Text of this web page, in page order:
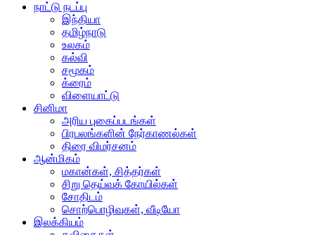
நாட்டு நடப்பு
இந்தியா
தமிழ்நாடு
உலகம்
கல்வி
சமூகம்
க்ரைம்
விளையாட்டு
சினிமா
அரிய புகைப்படங்கள்
பிரபலங்களின் நேர்காணல்கள்
திரை விமர்சனம்
ஆன்மிகம்
மகான்கள், சித்தர்கள்
சிறு தெய்வக் கோயில்கள்
சோதிடம்
சொற்பொழிவுகள், வீடியோ
இலக்கியம்